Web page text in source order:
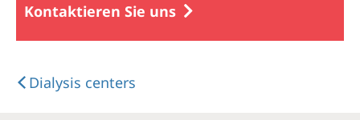
Kontaktieren Sie uns
Dialysis centers